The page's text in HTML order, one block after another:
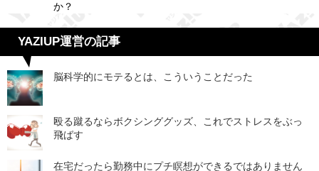
か？
YAZIUP運営の記事
脳科学的にモテるとは、こういうことだった
殴る蹴るならボクシンググッズ、これでストレスをぶっ
飛ばす
在宅だったら勤務中にプチ瞑想ができるではありません